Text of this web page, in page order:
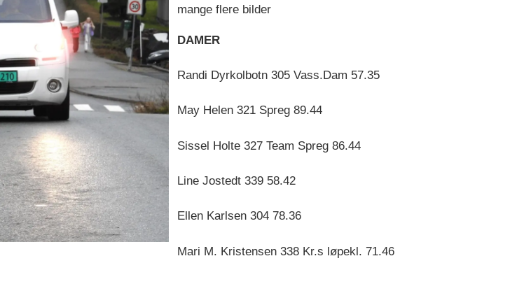
mange flere bilder
DAMER
Randi Dyrkolbotn 305 Vass.Dam 57.35
May Helen 321 Spreg 89.44
Sissel Holte 327 Team Spreg 86.44
Line Jostedt 339 58.42
Ellen Karlsen 304 78.36
Mari M. Kristensen 338 Kr.s løpekl. 71.46